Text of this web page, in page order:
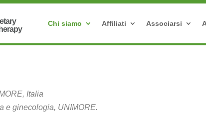
Chi siamo Affiliati Associarsi
Italia
e ginecologia, UNIMORE.